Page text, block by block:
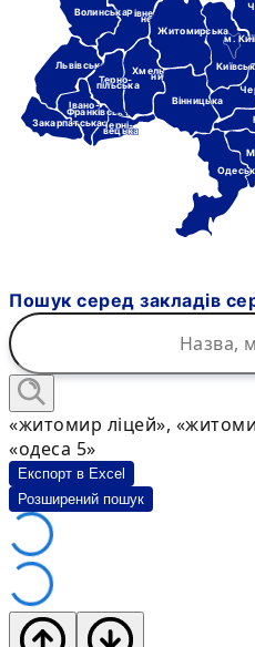
Черні-
вецька
Івано-
Франківська
Хмель-
ницька
м.
Львівська
Рівне-
нська
Терно-
пільська
Вінницька
Волинська
Закарпатська
Житомирська
Пошук серед закладів
«житомир ліцей»,
«одеса 5»
Експорт в Excel
Розширений пошук